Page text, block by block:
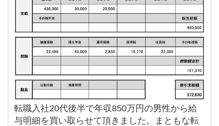
転職入社20代後半で年収850万円の男性から給
与明細を買い取らせて頂きました。まともな転